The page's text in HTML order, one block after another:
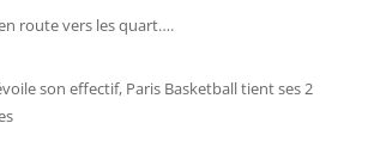
route vers les quart….
son effectif, Paris Basketball tient ses 2